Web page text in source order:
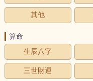
其他
算命
生辰八字
三世財運